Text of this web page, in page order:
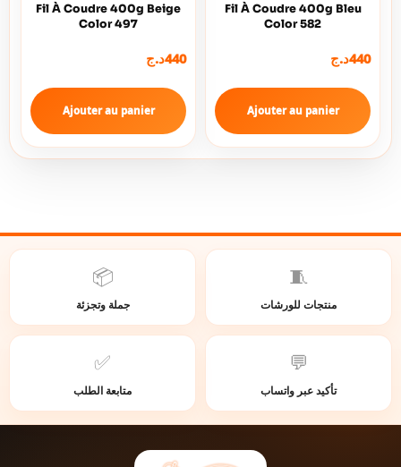
Fil À Coudre 400g Bleu
Color 582
440د.ج
Ajouter au panier
Fil À Coudre 400g Beige
Color 497
440د.ج
Ajouter au panier
🧵
منتجات للورشات
📦
جملة وتجزئة
💬
تأكيد عبر واتساب
✅
متابعة الطلب